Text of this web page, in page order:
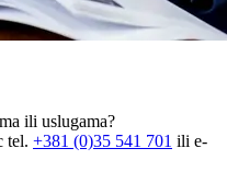
ili uslugama?
tel. +381 (0)35 541 701 ili e-